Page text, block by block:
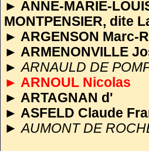
► ANNE-MARIE-
MONTPENSIER, dite
► ARGENSON Marc-
► ARMENONVILLE
►ARNAULD DE
► ARNOUL Nicolas
► ARTAGNAN d'
► ASFELD Claude
►AUMONT DE